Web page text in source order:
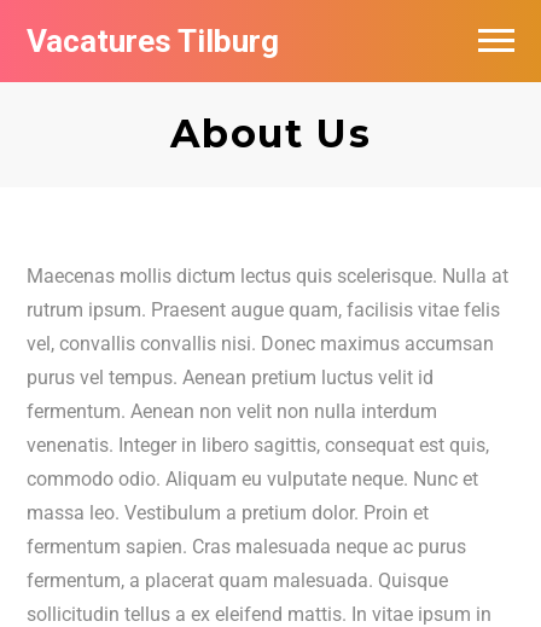
Vacatures Tilburg
About Us
Maecenas mollis dictum lectus quis scelerisque. Nulla at
rutrum ipsum. Praesent augue quam, facilisis vitae felis
vel, convallis convallis nisi. Donec maximus accumsan
purus vel tempus. Aenean pretium luctus velit id
fermentum. Aenean non velit non nulla interdum
venenatis. Integer in libero sagittis, consequat est quis,
commodo odio. Aliquam eu vulputate neque. Nunc et
massa leo. Vestibulum a pretium dolor. Proin et
fermentum sapien. Cras malesuada neque ac purus
fermentum, a placerat quam malesuada. Quisque
sollicitudin tellus a ex eleifend mattis. In vitae ipsum in
Vacatures per bedrijf
De populairste vacatures in Tilburg